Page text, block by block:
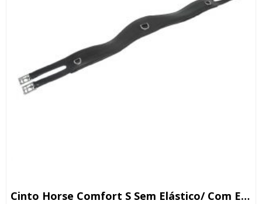
Cinto Horse Comfort S Sem Elástico/ Com Elástico Preto/ Castanho